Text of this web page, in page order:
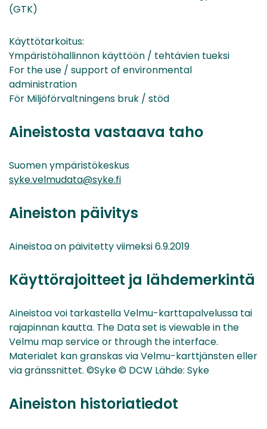
(GTK)
Käyttötarkoitus:
Ympäristöhallinnon käyttöön / tehtävien tueksi
For the use / support of environmental
administration
För Miljöförvaltningens bruk / stöd
Aineistosta vastaava taho
Suomen ympäristökeskus
syke.velmudata@syke.fi
Aineiston päivitys
Aineistoa on päivitetty viimeksi 6.9.2019
Käyttörajoitteet ja lähdemerkintä
Aineistoa voi tarkastella Velmu-karttapalvelussa tai
rajapinnan kautta. The Data set is viewable in the
Velmu map service or through the interface.
Materialet kan granskas via Velmu-karttjänsten eller
via gränssnittet. ©Syke © DCW Lähde: Syke
Aineiston historiatiedot